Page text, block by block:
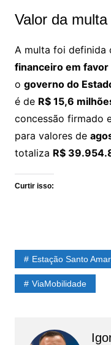
Valor da multa
A multa foi definida
financeiro em
o governo do
é de R$ 15,6
concessão firmado
para valores de
totaliza R$
Curtir isso:
Estação Santo
ViaMobilidade